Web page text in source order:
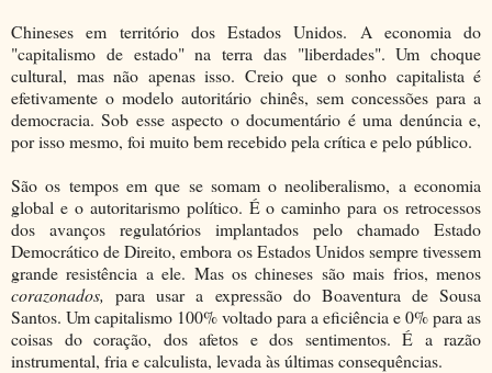
Chineses em território dos Estados Unidos. A economia do
"capitalismo de estado" na terra das "liberdades". Um choque
cultural, mas não apenas isso. Creio que o sonho capitalista é
efetivamente o modelo autoritário chinês, sem concessões para a
democracia. Sob esse aspecto o documentário é uma denúncia e,
por isso mesmo, foi muito bem recebido pela crítica e pelo público.
São os tempos em que se somam o neoliberalismo, a economia
global e o autoritarismo político. É o caminho para os retrocessos
dos avanços regulatórios implantados pelo chamado Estado
Democrático de Direito, embora os Estados Unidos sempre tivessem
grande resistência a ele. Mas os chineses são mais frios, menos
corazonados,para usar a expressão do Boaventura de Sousa
Santos. Um capitalismo 100% voltado para a eficiência e 0% para as
coisas do coração, dos afetos e dos sentimentos. É a razão
instrumental, fria e calculista, levada às últimas consequências.